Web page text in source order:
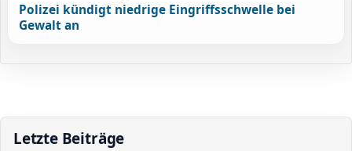
Polizei kündigt niedrige Eingriffsschwelle bei
Gewalt an
Letzte Beiträge